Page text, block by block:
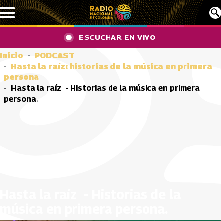
Pasar al contenido principal
ESCUCHAR EN VIVO
Inicio
PODCAST
Hasta la raíz: historias de la música en primera
persona
Hasta la raíz - Historias de la música en primera
persona.